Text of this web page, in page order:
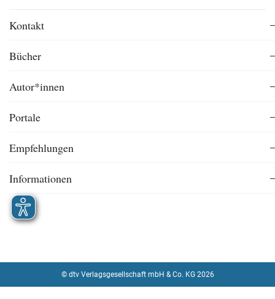
Kontakt
Bücher
Autor*innen
Portale
Empfehlungen
Informationen
© dtv Verlagsgesellschaft mbH & Co. KG 2026